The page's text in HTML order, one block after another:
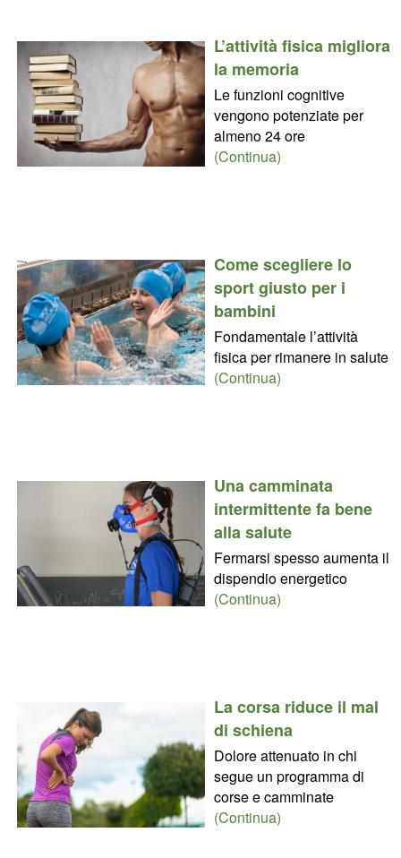
L’attività fisica migliora
la memoria
Le funzioni cognitive
vengono potenziate per
almeno 24 ore
(Continua)
Come scegliere lo
sport giusto per i
bambini
Fondamentale l’attività
fisica per rimanere in salute
(Continua)
Una camminata
intermittente fa bene
alla salute
Fermarsi spesso aumenta il
dispendio energetico
(Continua)
La corsa riduce il mal
di schiena
Dolore attenuato in chi
segue un programma di
corse e camminate
(Continua)